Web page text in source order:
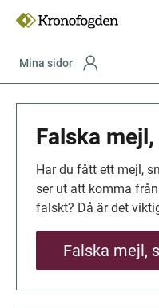
innehåll
Mina sidor
Falska
Har du fått ett mejl,
ser ut att komma
falskt? Då är det
Falska mejl,
start
end